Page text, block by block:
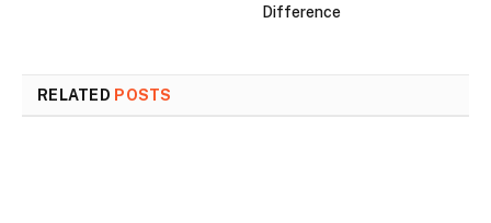
Difference
RELATED POSTS